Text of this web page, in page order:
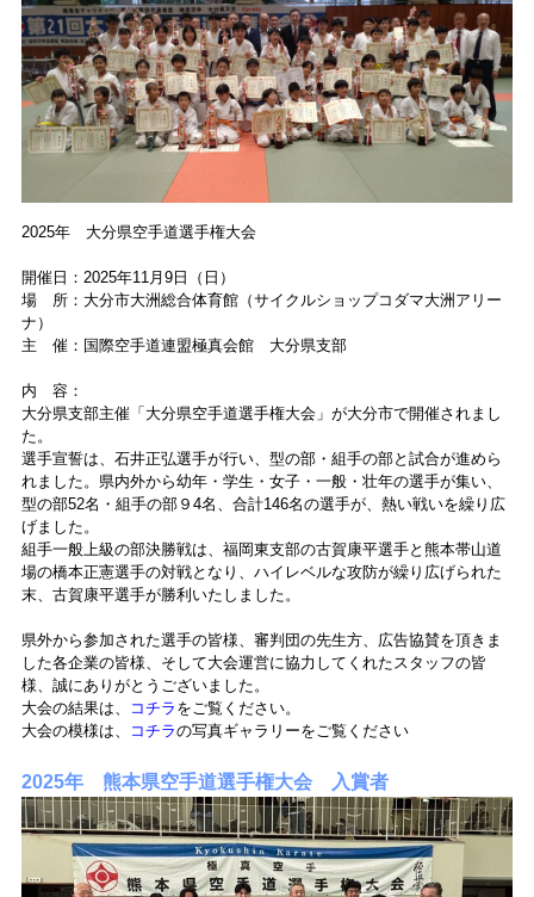
2025年 大分県空手道選手権大会
開催日：2025年11月9日（日）
場 所：大分市大洲総合体育館（サイクルショップコダマ大洲アリー
ナ）
主 催：国際空手道連盟極真会館 大分県支部
内 容：
大分県支部主催「大分県空手道選手権大会」が大分市で開催されまし
た。
選手宣誓は、石井正弘選手が行い、型の部・組手の部と試合が進めら
れました。県内外から幼年・学生・女子・一般・壮年の選手が集い、
型の部52名・組手の部９4名、合計146名の選手が、熱い戦いを繰り広
げました。
組手一般上級の部決勝戦は、福岡東支部の古賀康平選手と熊本帯山道
場の橋本正憲選手の対戦となり、ハイレベルな攻防が繰り広げられた
末、古賀康平選手が勝利いたしました。
県外から参加された選手の皆様、審判団の先生方、広告協賛を頂きま
した各企業の皆様、そして大会運営に協力してくれたスタッフの皆
様、誠にありがとうございました。
大会の結果は、
コチラ をご覧ください。
大会の模様は、
コチラの写真ギャラリーをご覧ください
2025年 熊本県空手道選手権大会 入賞者